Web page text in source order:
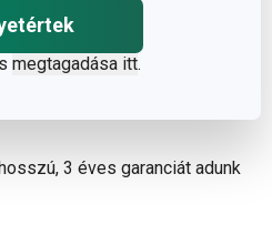
megtagadása itt.
3 éves garanciát adunk